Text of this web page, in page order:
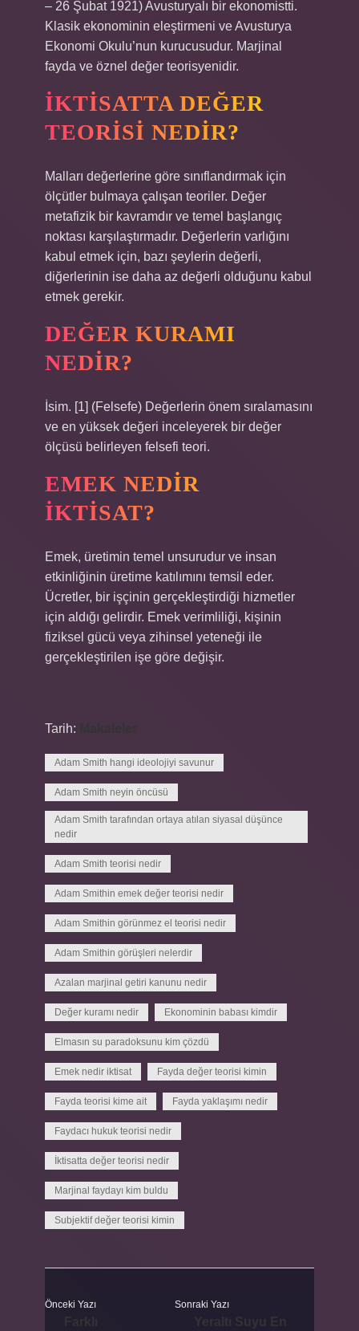
– 26 Şubat 1921) Avusturyalı bir ekonomistti.
Klasik ekonominin eleştirmeni ve Avusturya
Ekonomi Okulu’nun kurucusudur. Marjinal
fayda ve öznel değer teorisyenidir.
İKTISATTA DEĞER
TEORISI NEDIR?
Malları değerlerine göre sınıflandırmak için
ölçütler bulmaya çalışan teoriler. Değer
metafizik bir kavramdır ve temel başlangıç ​​
noktası karşılaştırmadır. Değerlerin varlığını
kabul etmek için, bazı şeylerin değerli,
diğerlerinin ise daha az değerli olduğunu kabul
etmek gerekir.
DEĞER KURAMI
NEDIR?
İsim. [1] (Felsefe) Değerlerin önem sıralamasını
ve en yüksek değeri inceleyerek bir değer
ölçüsü belirleyen felsefi teori.
EMEK NEDIR
IKTISAT?
Emek, üretimin temel unsurudur ve insan
etkinliğinin üretime katılımını temsil eder.
Ücretler, bir işçinin gerçekleştirdiği hizmetler
için aldığı gelirdir. Emek verimliliği, kişinin
fiziksel gücü veya zihinsel yeteneği ile
gerçekleştirilen işe göre değişir.
Tarih:
Adam Smith hangi ideolojiyi savunur
Adam Smith neyin öncüsü
Adam Smith tarafından ortaya atılan siyasal düşünce
nedir
Adam Smith teorisi nedir
Adam Smithin emek değer teorisi nedir
Adam Smithin görünmez el teorisi nedir
Adam Smithin görüşleri nelerdir
Azalan marjinal getiri kanunu nedir
Değer kuramı nedir Ekonominin babası kimdir
Elmasın su paradoksunu kim çözdü
Emek nedir iktisat Fayda değer teorisi kimin
Fayda teorisi kime ait Fayda yaklaşımı nedir
Faydacı hukuk teorisi nedir
İktisatta değer teorisi nedir
Marjinal faydayı kim buldu
Subjektif değer teorisi kimin
Önceki Yazı Sonraki Yazı